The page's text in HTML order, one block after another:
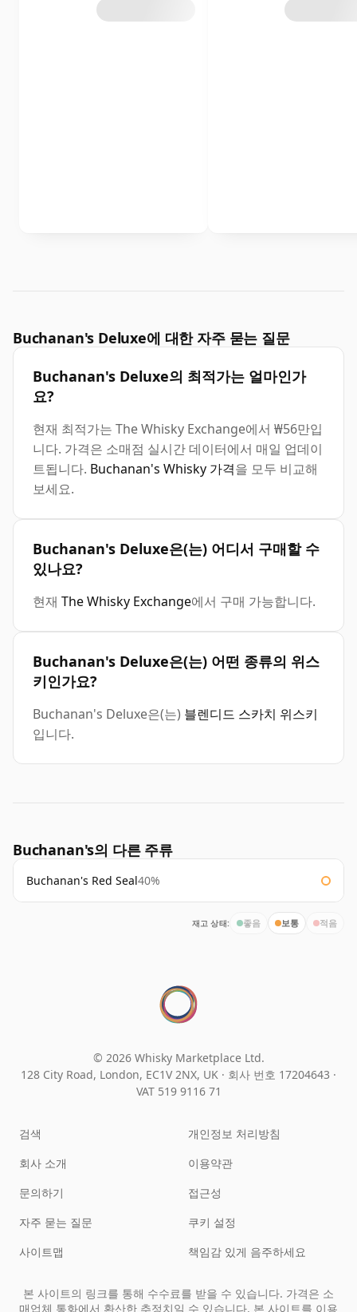
Buchanan's Deluxe에 대한 자주 묻는 질문
Buchanan's Deluxe의 최적가는 얼마인가
요?
현재 최적가는 The Whisky Exchange에서 ₩56만입
니다. 가격은 소매점 실시간 데이터에서 매일 업데이
트됩니다. Buchanan's Whisky 가격을 모두 비교해
보세요.
Buchanan's Deluxe은(는) 어디서 구매할 수
있나요?
현재 The Whisky Exchange에서 구매 가능합니다.
Buchanan's Deluxe은(는) 어떤 종류의 위스
키인가요?
Buchanan's Deluxe은(는) 블렌디드 스카치 위스키
입니다.
Buchanan's의 다른 주류
Buchanan's Red Seal40%
재고 상태: 좋음 보통 적음
© 2026 Whisky Marketplace Ltd.
128 City Road, London, EC1V 2NX, UK · 회사 번호 17204643 ·
VAT 519 9116 71
검색
회사 소개
문의하기
자주 묻는 질문
사이트맵
개인정보 처리방침
이용약관
접근성
쿠키 설정
책임감 있게 음주하세요
본 사이트의 링크를 통해 수수료를 받을 수 있습니다. 가격은 소
매업체 통화에서 환산한 추정치일 수 있습니다. 본 사이트를 이용